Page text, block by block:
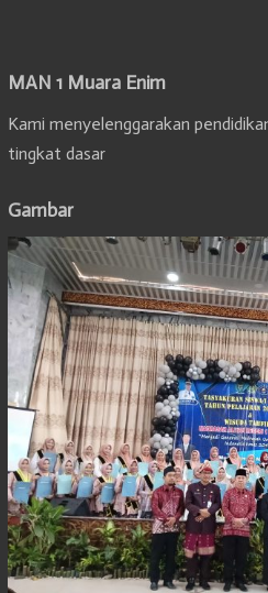
MAN 1 Muara Enim
Kami menyelenggarakan
tingkat dasar
Gambar